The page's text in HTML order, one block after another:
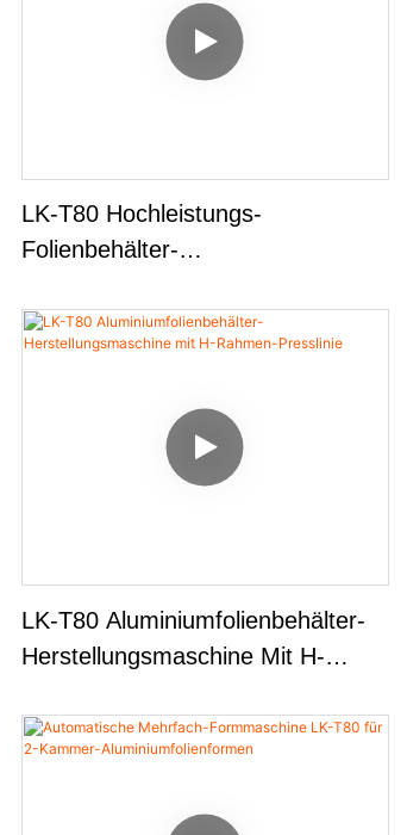
LK-T80 Hochleistungs-
Folienbehälter-
Stück/Stunde, 24/7-Betrieb
LK-T80 Aluminiumfolienbehälter-
Herstellungsmaschine Mit H-